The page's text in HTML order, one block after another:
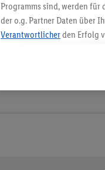
Programms sind, werden für
der o.g. Partner Daten über
Verantwortlicherden Erfolg
angereicherten Profilen.
Kaufverhalten in den Lidl-
genauen Standortdaten)
Erfolgsmessung der
Sicherung und Optimierung